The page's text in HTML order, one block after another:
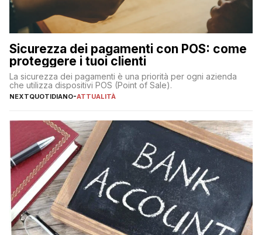
Sicurezza dei pagamenti con POS: come
proteggere i tuoi clienti
La sicurezza dei pagamenti è una priorità per ogni azienda
che utilizza dispositivi POS (Point of Sale).
NEXTQUOTIDIANO-ATTUALITÀ